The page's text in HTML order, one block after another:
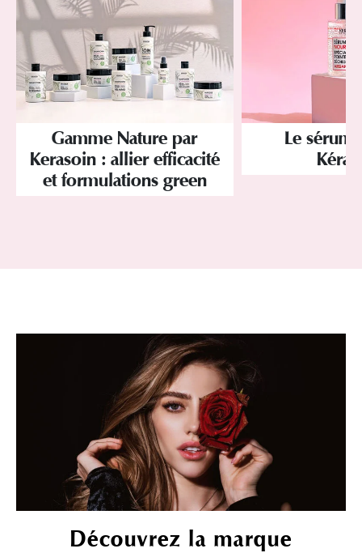
Gamme Nature par
Kerasoin : allier efficacité
et formulations green
Le sérum
Découvrez la marque